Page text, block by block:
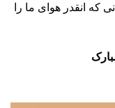
انقدر هوای ما را